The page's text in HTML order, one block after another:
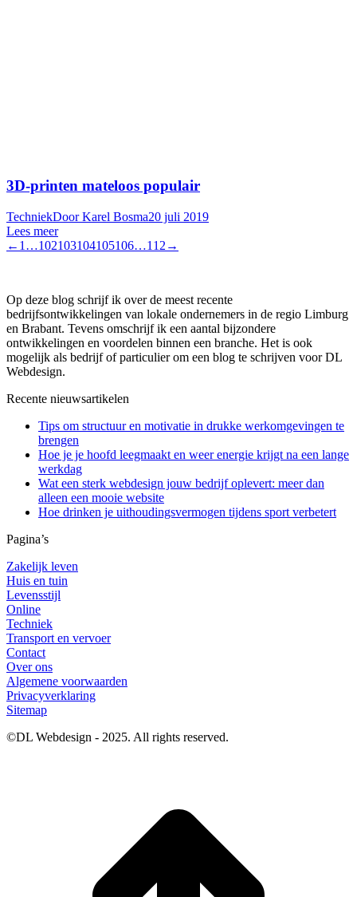
3D-printen mateloos populair
TechniekDoorKarel Bosma20 juli 2019
Lees meer
← 1 …102103104105106…112 →
Op deze blog schrijf ik over de meest recente
bedrijfsontwikkelingen van lokale ondernemers in de regio Limburg
en Brabant. Tevens omschrijf ik een aantal bijzondere
ontwikkelingen en voordelen binnen een branche. Het is ook
mogelijk als bedrijf of particulier om een blog te schrijven voor DL
Webdesign.
Recente nieuwsartikelen
Tips om structuur en motivatie in drukke werkomgevingen te
brengen
Hoe je je hoofd leegmaakt en weer energie krijgt na een lange
werkdag
Wat een sterk webdesign jouw bedrijf oplevert: meer dan
alleen een mooie website
Hoe drinken je uithoudingsvermogen tijdens sport verbetert
Pagina’s
Zakelijk leven
Huis en tuin
Levensstijl
Online
Techniek
Transport en vervoer
Contact
Over ons
Algemene voorwaarden
Privacyverklaring
Sitemap
©DL Webdesign - 2025. All rights reserved.